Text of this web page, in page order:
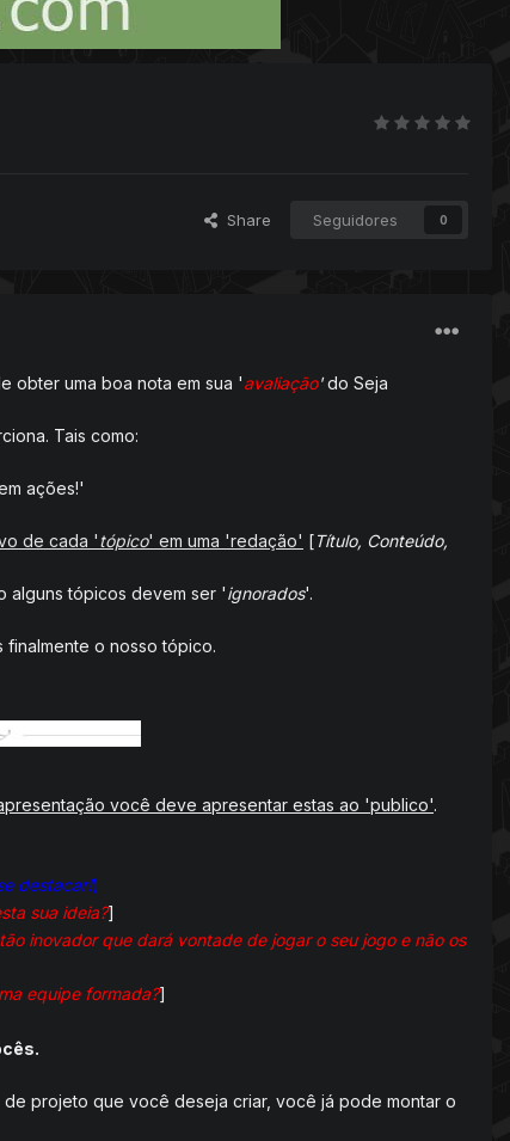
Share Seguidores 0
obter uma boa nota em sua 'avaliação'do Seja
Tais como:
ações!'
de cada 'tópico' em uma 'redação' [Título, Conteúdo,
alguns tópicos devem ser 'ignorados'.
o nosso tópico.
você deve apresentar estas ao 'publico'.
destacar!)
sua ideia?]
inovador que dará vontade de jogar o seu jogo e não os
equipe formada?]
projeto que você deseja criar, você já pode montar o